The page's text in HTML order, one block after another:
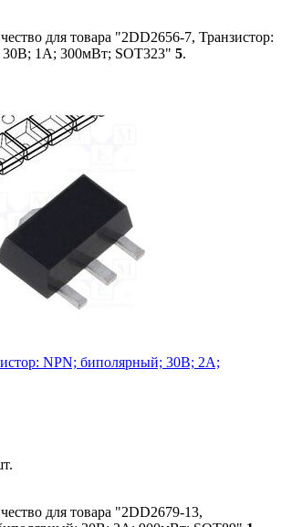
для товара "2DD2656-7, Транзистор:
1А; 300мВт; SOT323" 5.
NPN; биполярный; 30В; 2А;
для товара "2DD2679-13,